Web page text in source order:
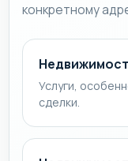
конкретному
Услуги,
сделки.